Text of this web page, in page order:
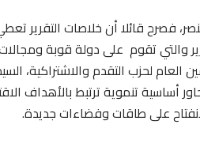
فصرح قائلا أن خلاصات التقرير
والتي تقوم على دولة قوبة
لحزب التقدم والاشتراكية، السيد
أساسية تنموية ترتبط بالأهداف
على طاقات وفضاءات جديدة.